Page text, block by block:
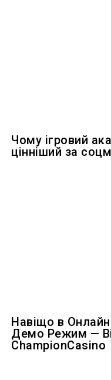
Чому ігровий
цінніший за
Навіщо в
Демо Режим —
ChampionCasino